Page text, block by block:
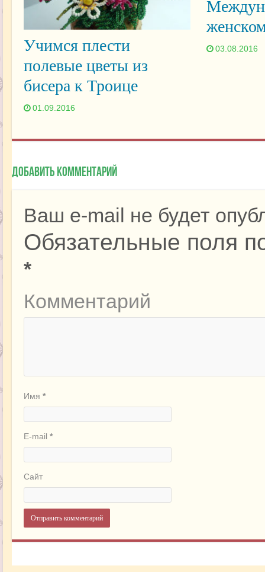
Учимся плести
полевые цветы из
бисера к Троице
01.09.2016
03.08.2016
Добавить комментарий
Ваш e-mail не будет
Обязательные поля
*
Комментарий
Имя *
E-mail *
Сайт